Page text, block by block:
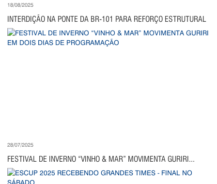
18/08/2025
INTERDIÇÃO NA PONTE DA BR-101 PARA REFORÇO ESTRUTURAL
28/07/2025
FESTIVAL DE INVERNO “VINHO & MAR” MOVIMENTA GURIRI...